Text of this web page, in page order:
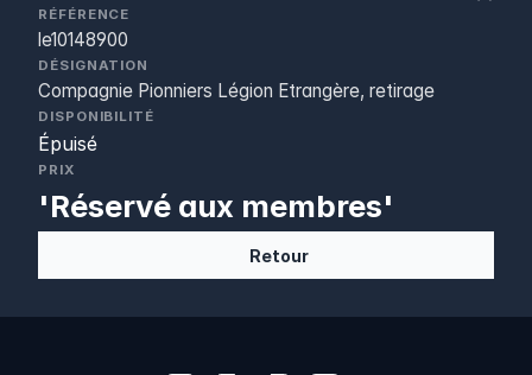
RÉFÉRENCE
le10148900
DÉSIGNATION
Compagnie Pionniers Légion Etrangère, retirage
DISPONIBILITÉ
Épuisé
PRIX
'Réservé aux membres'
Retour